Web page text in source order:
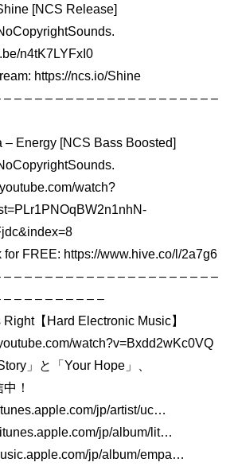
[NCS Release]
n4tK7LYFxI0
https://ncs.io/Shine
– – – – – – – – – – – – – – – – – – – –
– Energy [NCS Bass Boosted]
watch?
for FREE: https://www.hive.co/l/2a7g6
– – – – – – – – – – – – – – – – – – – –
– – – – – – – – –
【Hard Electronic Music】
watch?v=Bxdd2wKc0VQ
」と「Your Hope」、
！
jp/artist/uc…
jp/album/lit…
jp/album/empa…